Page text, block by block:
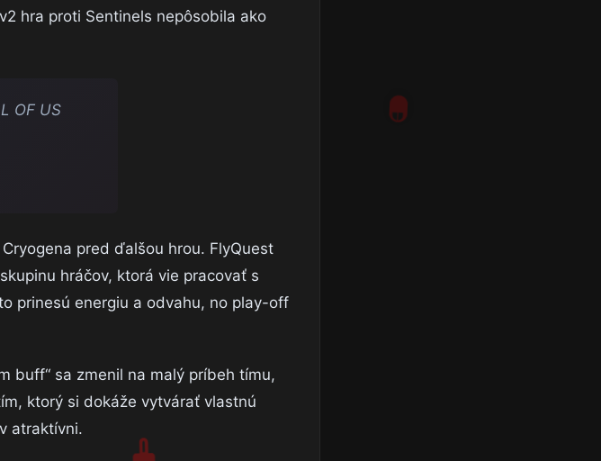
hra proti Sentinels nepôsobila ako
OF US
pred ďalšou hrou. FlyQuest
hráčov, ktorá vie pracovať s
prinesú energiu a odvahu, no play-off
buff“ sa zmenil na malý príbeh tímu,
ktorý si dokáže vytvárať vlastnú
atraktívni.